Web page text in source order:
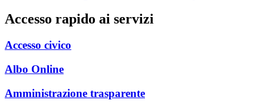
Accesso rapido ai servizi
Accesso civico
Albo Online
Amministrazione trasparente